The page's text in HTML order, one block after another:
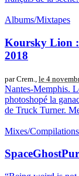
Albums/Mixtapes
Koursky Lion :
2018
par Crem., le 4
Nantes-Memphis.
photoshopé la
de Truck Turner.
Mixes/Compilations